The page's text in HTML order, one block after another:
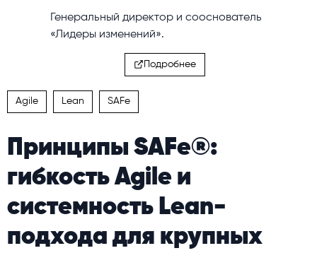
Генеральный директор и сооснователь
«Лидеры изменений».
Подробнее
Agile Lean SAFe
Принципы SAFe®:
гибкость Agile и
системность Lean-
подхода для крупных